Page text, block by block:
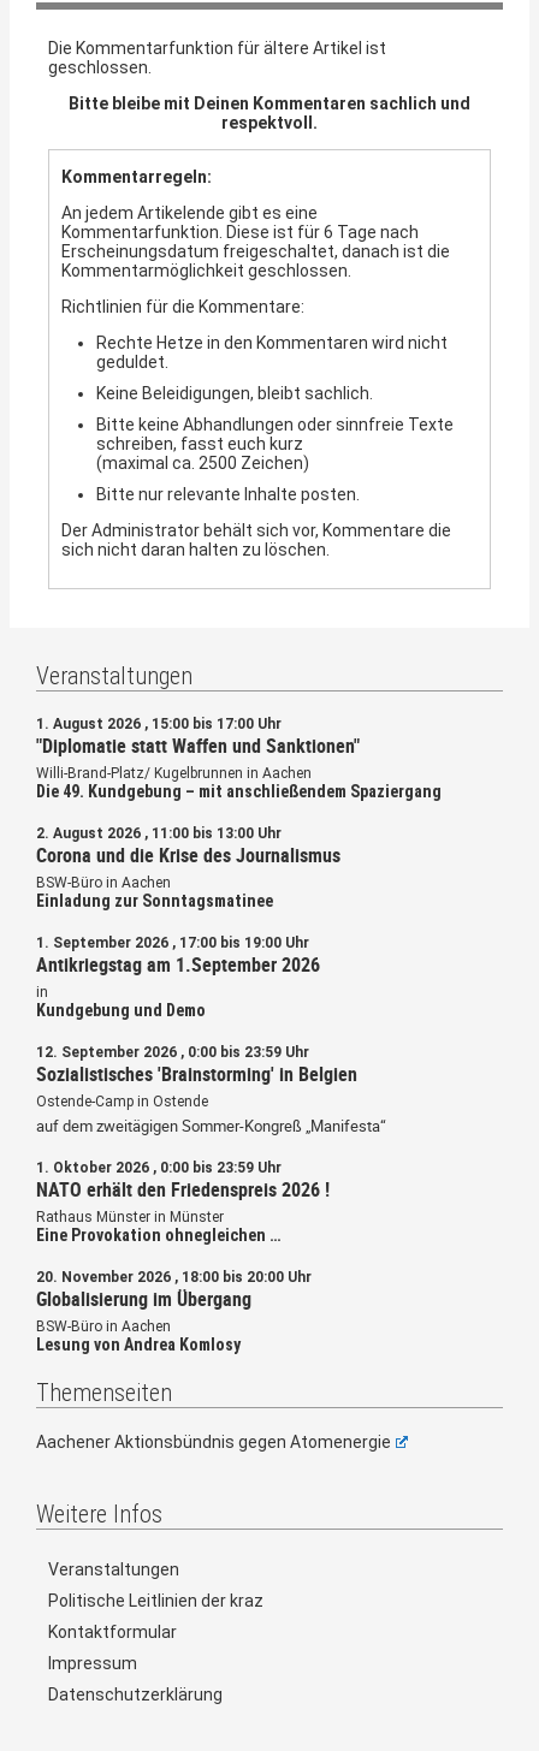
Die Kommentarfunktion für ältere Artikel ist
geschlossen.
Bitte bleibe mit Deinen Kommentaren sachlich und
respektvoll.
Kommentarregeln:
An jedem Artikelende gibt es eine
Kommentarfunktion. Diese ist für 6 Tage nach
Erscheinungsdatum freigeschaltet, danach ist die
Kommentarmöglichkeit geschlossen.
Richtlinien für die Kommentare:
Rechte Hetze in den Kommentaren wird nicht
geduldet.
Keine Beleidigungen, bleibt sachlich.
Bitte keine Abhandlungen oder sinnfreie Texte
schreiben, fasst euch kurz
(maximal ca. 2500 Zeichen)
Bitte nur relevante Inhalte posten.
Der Administrator behält sich vor, Kommentare die
sich nicht daran halten zu löschen.
Veranstaltungen
1. August 2026 , 15:00 bis 17:00 Uhr
"Diplomatie statt Waffen und Sanktionen"
Willi-Brand-Platz/ Kugelbrunnen in Aachen
Die 49. Kundgebung – mit anschließendem Spaziergang
2. August 2026 , 11:00 bis 13:00 Uhr
Corona und die Krise des Journalismus
BSW-Büro in Aachen
Einladung zur Sonntagsmatinee
1. September 2026 , 17:00 bis 19:00 Uhr
Antikriegstag am 1.September 2026
in
Kundgebung und Demo
12. September 2026 , 0:00 bis 23:59 Uhr
Sozialistisches 'Brainstorming' in Belgien
Ostende-Camp in Ostende
auf dem zweitägigen Sommer-Kongreß „Manifesta“
1. Oktober 2026 , 0:00 bis 23:59 Uhr
NATO erhält den Friedenspreis 2026 !
Rathaus Münster in Münster
Eine Provokation ohnegleichen …
20. November 2026 , 18:00 bis 20:00 Uhr
Globalisierung im Übergang
BSW-Büro in Aachen
Lesung von Andrea Komlosy
Themenseiten
Aachener Aktionsbündnis gegen Atomenergie
Weitere Infos
Veranstaltungen
Politische Leitlinien der kraz
Kontaktformular
Impressum
Datenschutzerklärung